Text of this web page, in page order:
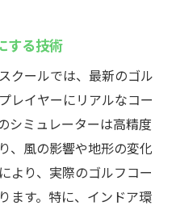
する技術
クールでは、最新のゴル
レイヤーにリアルなコー
シミュレーターは高精度
、風の影響や地形の変化
より、実際のゴルフコー
ます。特に、インドア環